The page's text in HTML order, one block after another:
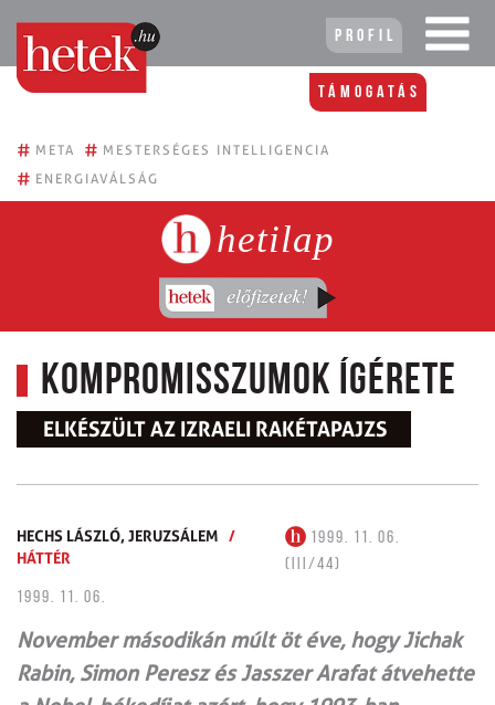
Profil
Támogatás
# META # MESTERSÉGES INTELLIGENCIA
# ENERGIAVÁLSÁG
hetilap
Kompromisszumok ígérete
ELKÉSZÜLT AZ IZRAELI RAKÉTAPAJZS
HECHS LÁSZLÓ,JERUZSÁLEM /
HÁTTÉR
1999. 11. 06.
(III/44)
1999. 11. 06.
November másodikán múlt öt éve, hogy Jichak
Rabin, Simon Peresz és Jasszer Arafat átvehette